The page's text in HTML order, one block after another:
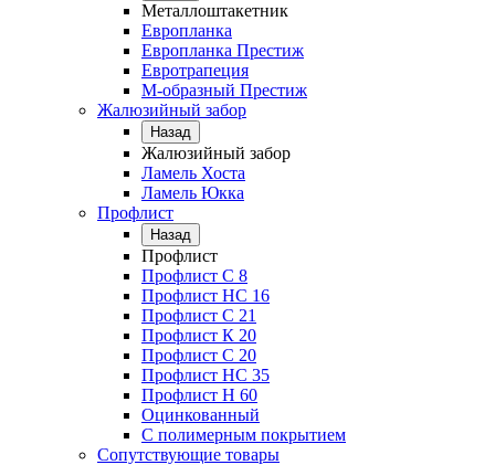
Металлоштакетник
Европланка
Европланка Престиж
Евротрапеция
М-образный Престиж
Жалюзийный забор
Назад
Жалюзийный забор
Ламель Хоста
Ламель Юкка
Профлист
Назад
Профлист
Профлист С 8
Профлист НС 16
Профлист C 21
Профлист К 20
Профлист С 20
Профлист НС 35
Профлист Н 60
Оцинкованный
С полимерным покрытием
Сопутствующие товары